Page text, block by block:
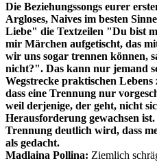
Die Beziehungssongs eurer
Argloses, Naives im besten
Liebe" die Textzeilen "Du bist
mir Märchen aufgetischt, das
wir uns sogar trennen können,
nicht?". Das kann nur jemand
Wegstrecke praktischen
dass eine Trennung nur
weil derjenige, der geht, nicht
Herausforderung gewachsen
Trennung deutlich wird, dass
als gedacht.
Madlaina Pollina: Ziemlich